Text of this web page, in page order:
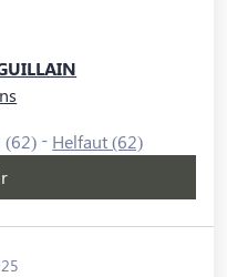
(62) - Helfaut (62)